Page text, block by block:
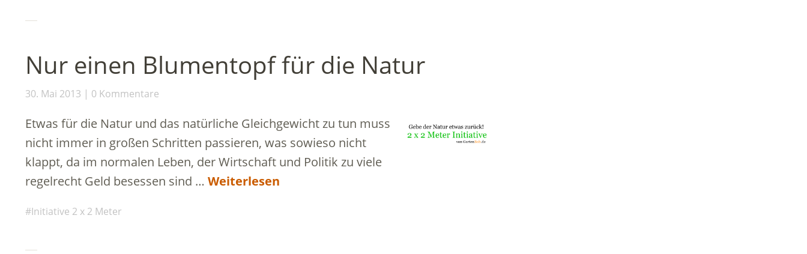
Nur einen Blumentopf für die Natur
30. Mai 2013 0 Kommentare
Etwas für die Natur und das natürliche Gleichgewicht zu tun muss
nicht immer in großen Schritten passieren, was sowieso nicht
klappt, da im normalen Leben, der Wirtschaft und Politik zu viele
regelrecht Geld besessen sind … Weiterlesen
Initiative 2 x 2 Meter